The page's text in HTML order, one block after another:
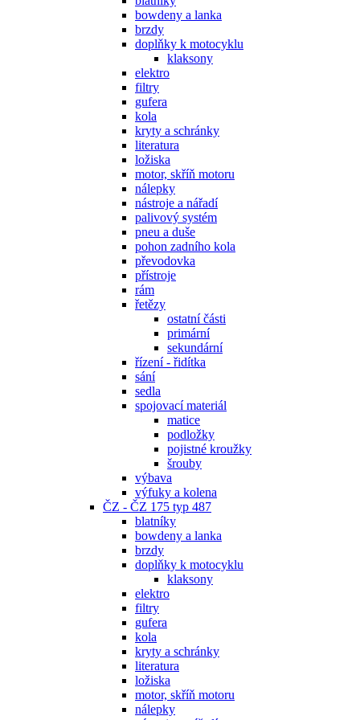
bowdeny a lanka
brzdy
doplňky k motocyklu
klaksony
elektro
filtry
gufera
kola
kryty a schránky
literatura
ložiska
motor, skříň motoru
nálepky
nástroje a nářadí
palivový systém
pneu a duše
pohon zadního kola
převodovka
přístroje
rám
řetězy
ostatní části
primární
sekundární
řízení - řidítka
sání
sedla
spojovací materiál
matice
podložky
pojistné kroužky
šrouby
výbava
výfuky a kolena
ČZ - ČZ 175 typ 487
blatníky
bowdeny a lanka
brzdy
doplňky k motocyklu
klaksony
elektro
filtry
gufera
kola
kryty a schránky
literatura
ložiska
motor, skříň motoru
nálepky